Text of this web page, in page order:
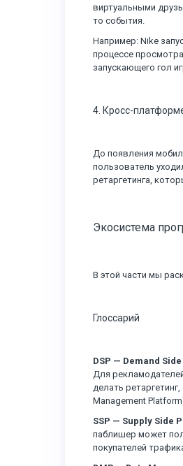
виртуальными
то события.
Например: Nike
процессе
запускающего гол
4. Кросс-
До появления
пользователь
ретаргетинга,
Экосистема
В этой части мы
Глоссарий
DSP — Demand
Для
делать
Management
SSP — Supply Side
паблишер может
покупателей